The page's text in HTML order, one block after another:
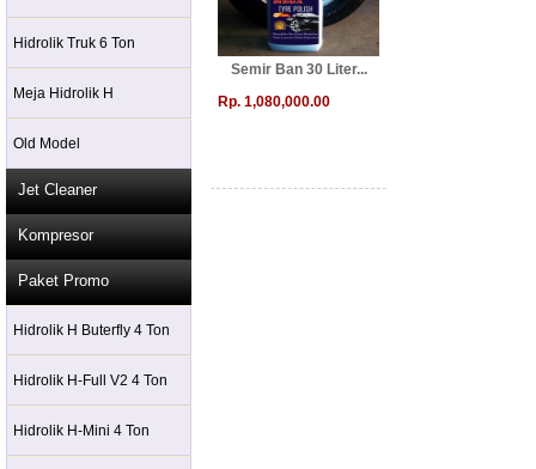
Hidrolik Truk 6 Ton
Meja Hidrolik H
Old Model
Jet Cleaner
Kompresor
Paket Promo
Hidrolik H Buterfly 4 Ton
Hidrolik H-Full V2 4 Ton
Hidrolik H-Mini 4 Ton
Semir Ban 30 Liter...
Rp. 1,080,000.00